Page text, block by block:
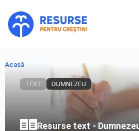
Acasă
TEXT DUMNEZEU
Resurse text -